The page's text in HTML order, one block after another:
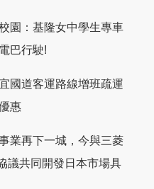
園：基隆女中學生專車
巴行駛!
國道客運路線增班疏運
惠
業再下一城，今與三菱
議共同開發日本市場具